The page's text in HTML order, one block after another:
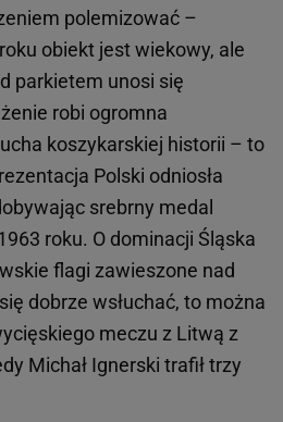
polemizować –
obiekt jest wiekowy, ale
parkietem unosi się
robi ogromna
koszykarskiej historii – to
Polski odniosła
srebrny medal
roku. O dominacji Śląska
flagi zawieszone nad
dobrze wsłuchać, to można
meczu z Litwą z
Michał Ignerski trafił trzy